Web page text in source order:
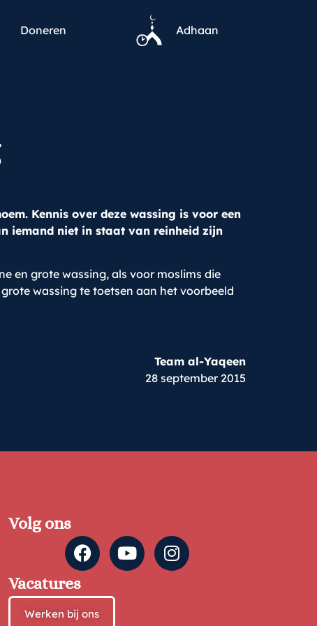
Doneren Adhaan
Kennis over deze wassing is voor een
iemand niet in staat van reinheid zijn
en grote wassing, als voor moslims die
wassing te toetsen aan het voorbeeld
Team al-Yaqeen
28 september 2015
Volg ons
Vacatures
Werken bij ons